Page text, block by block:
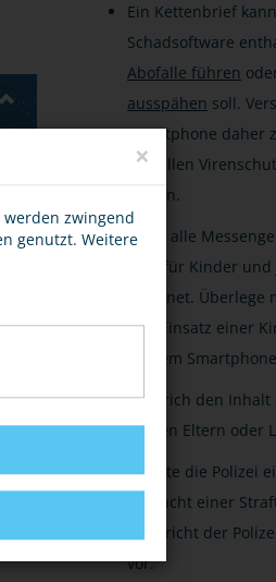
Ein Kettenbrief
Schadsoftware
Abofalle führen
ausspähen soll.
Smartphone daher
aktuellen
diesen.
Nicht alle
sind für Kinder
geeignet.
den Einsatz einer
deinem
Besprich den
deinen Eltern oder
Schalte die Polizei
Verdacht einer
Nachricht der
vor.
×
zwingend
genutzt. Weitere